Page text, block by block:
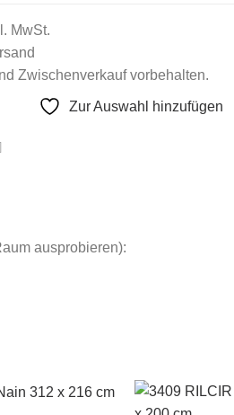
MwSt.
Zwischenverkauf vorbehalten.
Zur Auswahl hinzufügen
ausprobieren):